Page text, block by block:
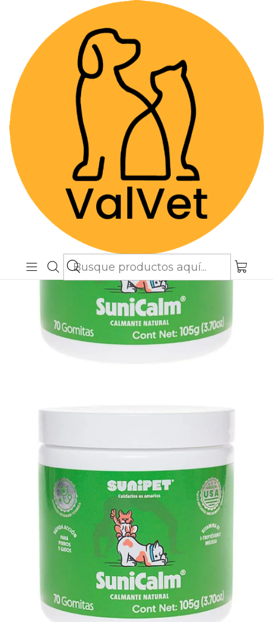
Despacho GRATIS por compras sobre
$89.990(Válido desde Coquimbo hasta Los
Lagos)
Alimentos y Snacks
SuniCalm Calmante Natural - 70 Gomitas